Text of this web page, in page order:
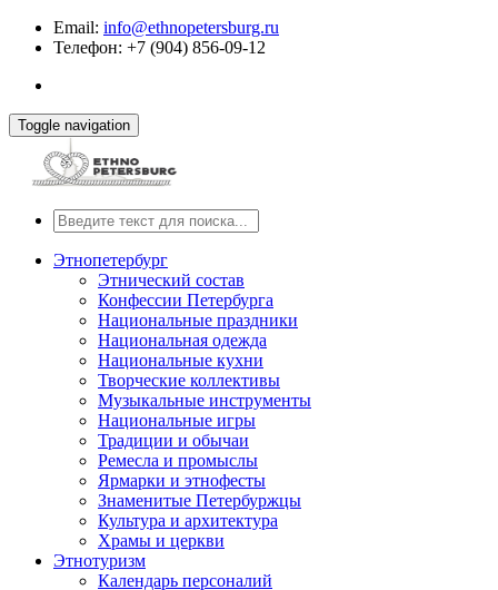
Email: info@ethnopetersburg.ru
Телефон: +7 (904) 856-09-12
Toggle navigation
Этнопетербург
Этнический состав
Конфессии Петербурга
Национальные праздники
Национальная одежда
Национальные кухни
Творческие коллективы
Музыкальные инструменты
Национальные игры
Традиции и обычаи
Ремесла и промыслы
Ярмарки и этнофесты
Знаменитые Петербуржцы
Культура и архитектура
Храмы и церкви
Этнотуризм
Календарь персоналий